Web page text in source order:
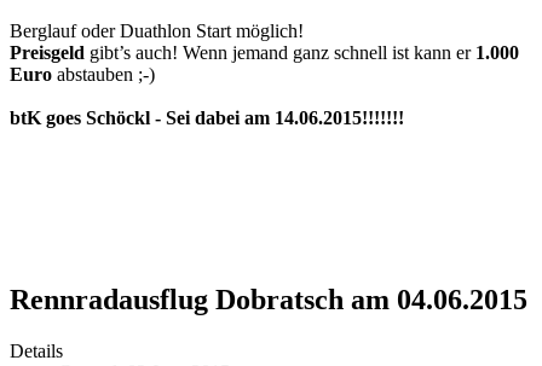
Berglauf oder Duathlon Start möglich!
Preisgeld gibt’s auch! Wenn jemand ganz schnell ist kann er 1.000
Euro abstauben ;-)
btK goes Schöckl - Sei dabei am 14.06.2015!!!!!!!
Rennradausflug Dobratsch am 04.06.2015
Details